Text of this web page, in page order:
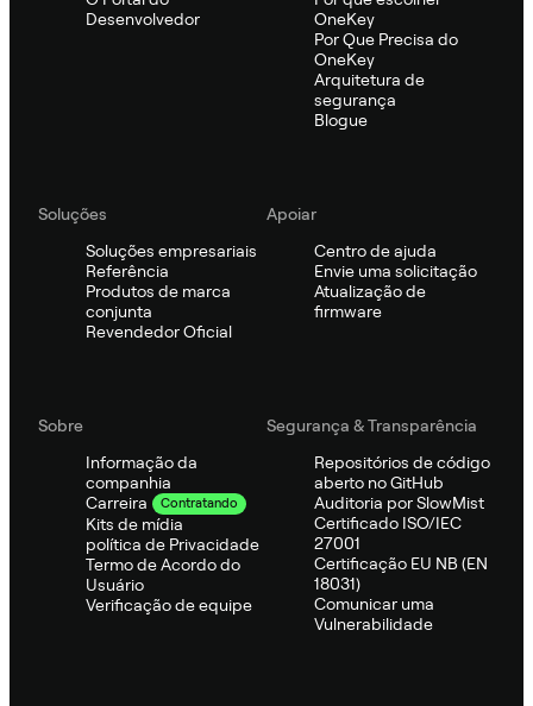
Desenvolvedor
OneKey
Por Que Precisa do
OneKey
Arquitetura de
segurança
Blogue
Soluções
Soluções empresariais
Referência
Produtos de marca
conjunta
Revendedor Oficial
Apoiar
Centro de ajuda
Envie uma solicitação
Atualização de
firmware
Sobre
Informação da
companhia
Carreira
Contratando
Kits de mídia
política de Privacidade
Termo de Acordo do
Usuário
Verificação de equipe
Segurança & Transparência
Repositórios de código
aberto no GitHub
Auditoria por SlowMist
Certificado ISO/IEC
27001
Certificação EU NB (EN
18031)
Comunicar uma
Vulnerabilidade